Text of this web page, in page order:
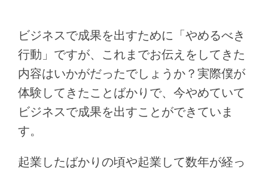
ビジネスで成果を出すために「やめるべき
行動」ですが、これまでお伝えをしてきた
内容はいかがだったでしょうか？実際僕が
体験してきたことばかりで、今やめていて
ビジネスで成果を出すことができていま
す。
起業したばかりの頃や起業して数年が経っ